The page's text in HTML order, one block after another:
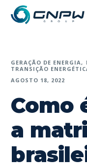
GERAÇÃO DE ENERGIA
TRANSIÇÃO
AGOSTO 18, 2022
Como
a